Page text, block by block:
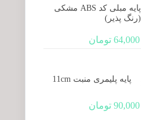
پایه مبلی کد ABS مشکی
(رنگ پذیر)
64,000 تومان
پایه پلیمری منبت 11cm
90,000 تومان